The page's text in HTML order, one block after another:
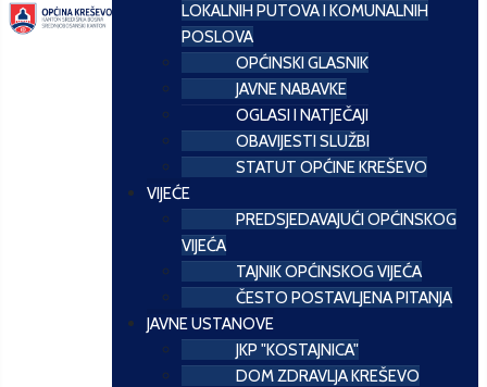
LOKALNIH PUTOVA I KOMUNALNIH
POSLOVA
OPĆINSKI GLASNIK
JAVNE NABAVKE
OGLASI I NATJEČAJI
OBAVIJESTI SLUŽBI
STATUT OPĆINE KREŠEVO
VIJEĆE
PREDSJEDAVAJUĆI OPĆINSKOG
VIJEĆA
TAJNIK OPĆINSKOG VIJEĆA
ČESTO POSTAVLJENA PITANJA
JAVNE USTANOVE
JKP "KOSTAJNICA"
DOM ZDRAVLJA KREŠEVO